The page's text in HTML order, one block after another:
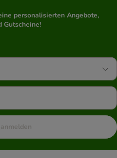
personalisierten Angebote,
Gutscheine!